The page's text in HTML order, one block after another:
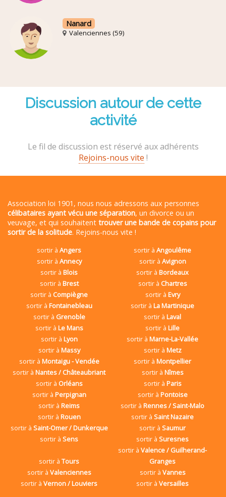
Nanard
Valenciennes (59)
Discussion autour de cette
activité
Le fil de discussion est réservé aux adhérents
Rejoins-nous vite !
Association loi 1901, nous nous adressons aux personnes
célibataires ayant vécu une séparation, un divorce ou un
veuvage, et qui souhaitent trouver une bande de copains pour
sortir de la solitude. Rejoins-nous vite !
sortir àAngers sortir àAngoulême
sortir à Annecy sortir à Avignon
sortir àBlois sortir àBordeaux
sortir à Brest sortir à Chartres
sortir à Compiègne sortir à Evry
sortir à Fontainebleau sortir àLa Martinique
sortir à Grenoble sortir àLaval
sortir à Le Mans sortir àLille
sortir à Lyon sortir àMarne-La-Vallée
sortir à Massy sortir à Metz
sortir à Montaigu - Vendée sortir àMontpellier
sortir àNantes / Châteaubriant sortir à Nîmes
sortir à Orléans sortir à Paris
sortir à Perpignan sortir à Pontoise
sortir àReims sortir àRennes / Saint-Malo
sortir à Rouen sortir àSaint Nazaire
sortir à Saint-Omer / Dunkerque sortir àSaumur
sortir àSens sortir àSuresnes
sortir àTours
sortir àValence / Guilherand-
Granges
sortir à Valenciennes sortir à Vannes
sortir àVernon / Louviers sortir àVersailles